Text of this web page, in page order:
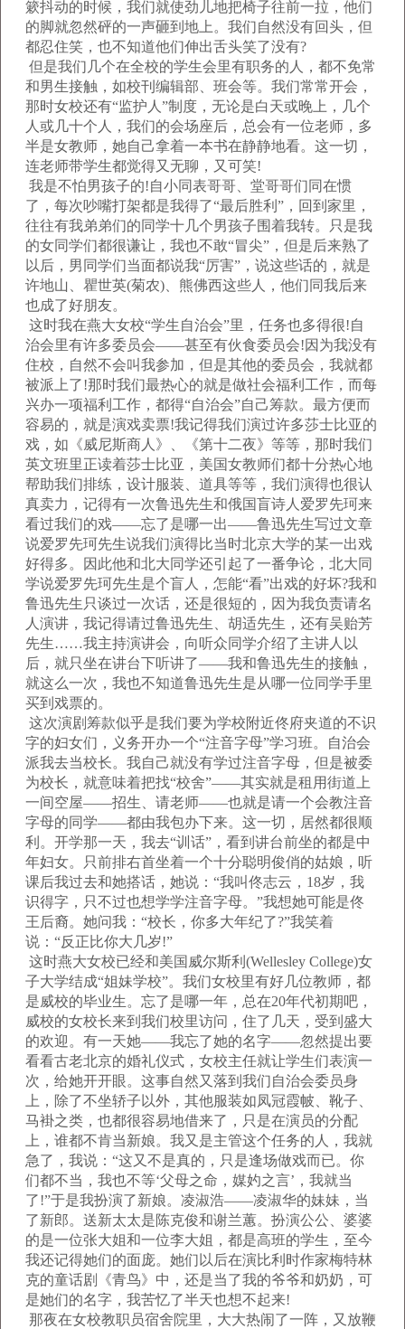
簌抖动的时候，我们就使劲儿地把椅子往前一拉，他们
的脚就忽然砰的一声砸到地上。我们自然没有回头，但
都忍住笑，也不知道他们伸出舌头笑了没有?
但是我们几个在全校的学生会里有职务的人，都不免常
和男生接触，如校刊编辑部、班会等。我们常常开会，
那时女校还有“监护人”制度，无论是白天或晚上，几个
人或几十个人，我们的会场座后，总会有一位老师，多
半是女教师，她自己拿着一本书在静静地看。这一切，
连老师带学生都觉得又无聊，又可笑!
我是不怕男孩子的!自小同表哥哥、堂哥哥们同在惯
了，每次吵嘴打架都是我得了“最后胜利”，回到家里，
往往有我弟弟们的同学十几个男孩子围着我转。只是我
的女同学们都很谦让，我也不敢“冒尖”，但是后来熟了
以后，男同学们当面都说我“厉害”，说这些话的，就是
许地山、瞿世英(菊农)、熊佛西这些人，他们同我后来
也成了好朋友。
这时我在燕大女校“学生自治会”里，任务也多得很!自
治会里有许多委员会——甚至有伙食委员会!因为我没有
住校，自然不会叫我参加，但是其他的委员会，我就都
被派上了!那时我们最热心的就是做社会福利工作，而每
兴办一项福利工作，都得“自治会”自己筹款。最方便而
容易的，就是演戏卖票!我记得我们演过许多莎士比亚的
戏，如《威尼斯商人》、《第十二夜》等等，那时我们
英文班里正读着莎士比亚，美国女教师们都十分热心地
帮助我们排练，设计服装、道具等等，我们演得也很认
真卖力，记得有一次鲁迅先生和俄国盲诗人爱罗先珂来
看过我们的戏——忘了是哪一出——鲁迅先生写过文章
说爱罗先珂先生说我们演得比当时北京大学的某一出戏
好得多。因此他和北大同学还引起了一番争论，北大同
学说爱罗先珂先生是个盲人，怎能“看”出戏的好坏?我和
鲁迅先生只谈过一次话，还是很短的，因为我负责请名
人演讲，我记得请过鲁迅先生、胡适先生，还有吴贻芳
先生……我主持演讲会，向听众同学介绍了主讲人以
后，就只坐在讲台下听讲了——我和鲁迅先生的接触，
就这么一次，我也不知道鲁迅先生是从哪一位同学手里
买到戏票的。
这次演剧筹款似乎是我们要为学校附近佟府夹道的不识
字的妇女们，义务开办一个“注音字母”学习班。自治会
派我去当校长。我自己就没有学过注音字母，但是被委
为校长，就意味着把找“校舍”——其实就是租用街道上
一间空屋——招生、请老师——也就是请一个会教注音
字母的同学——都由我包办下来。这一切，居然都很顺
利。开学那一天，我去“训话”，看到讲台前坐的都是中
年妇女。只前排右首坐着一个十分聪明俊俏的姑娘，听
课后我过去和她搭话，她说：“我叫佟志云，18岁，我
识得字，只不过也想学学注音字母。”我想她可能是佟
王后裔。她问我：“校长，你多大年纪了?”我笑着
说：“反正比你大几岁!”
这时燕大女校已经和美国威尔斯利(Wellesley College)女
子大学结成“姐妹学校”。我们女校里有好几位教师，都
是威校的毕业生。忘了是哪一年，总在20年代初期吧，
威校的女校长来到我们校里访问，住了几天，受到盛大
的欢迎。有一天她——我忘了她的名字——忽然提出要
看看古老北京的婚礼仪式，女校主任就让学生们表演一
次，给她开开眼。这事自然又落到我们自治会委员身
上，除了不坐轿子以外，其他服装如凤冠霞帔、靴子、
马褂之类，也都很容易地借来了，只是在演员的分配
上，谁都不肯当新娘。我又是主管这个任务的人，我就
急了，我说：“这又不是真的，只是逢场做戏而已。你
们都不当，我也不等‘父母之命，媒妁之言’，我就当
了!”于是我扮演了新娘。凌淑浩——凌淑华的妹妹，当
了新郎。送新太太是陈克俊和谢兰蕙。扮演公公、婆婆
的是一位张大姐和一位李大姐，都是高班的学生，至今
我还记得她们的面庞。她们以后在演比利时作家梅特林
克的童话剧《青鸟》中，还是当了我的爷爷和奶奶，可
是她们的名字，我苦忆了半天也想不起来!
那夜在女校教职员宿舍院里，大大热闹了一阵，又放鞭